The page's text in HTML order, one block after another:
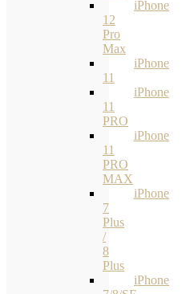
iPhone
12
Pro
Max
iPhone
11
iPhone
11
PRO
iPhone
11
PRO
MAX
iPhone
7
Plus
/
8
Plus
iPhone